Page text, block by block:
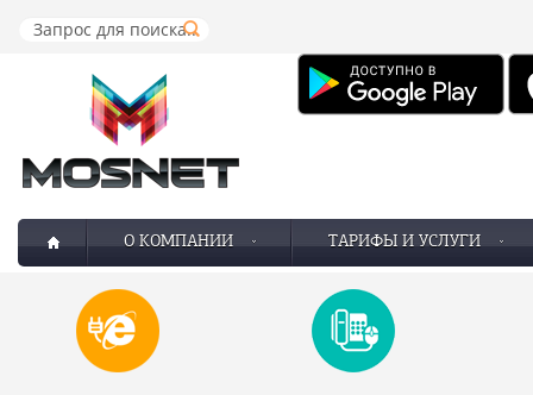
О КОМПАНИИ ТАРИФЫ И УСЛУГИ